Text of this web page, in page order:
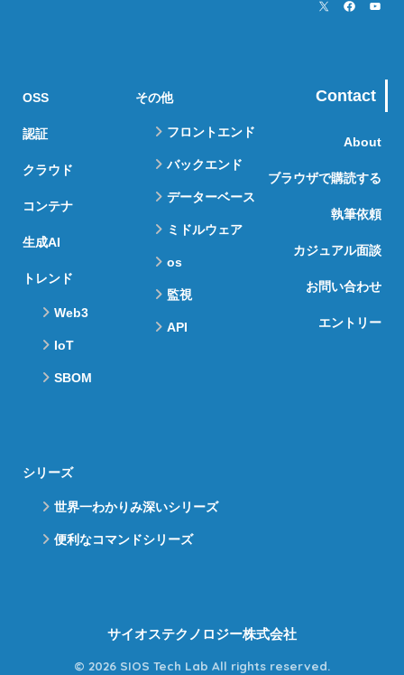
OSS
認証
クラウド
コンテナ
生成AI
トレンド
Web3
IoT
SBOM
その他
フロントエンド
バックエンド
データーベース
ミドルウェア
os
監視
API
シリーズ
世界一わかりみ深いシリーズ
便利なコマンドシリーズ
Contact
About
ブラウザで購読する
執筆依頼
カジュアル面談
お問い合わせ
エントリー
サイオステクノロジー株式会社
© 2026 SIOS Tech Lab All rights reserved.